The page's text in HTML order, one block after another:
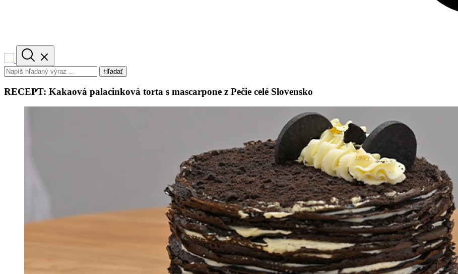
Hľadať
RECEPT: Kakaová palacinková torta s mascarpone z Pečie celé Slovensko